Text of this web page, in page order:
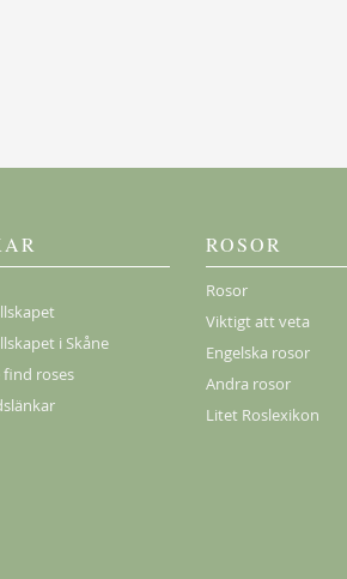
i Skåne
find roses
ROSOR
Rosor
Viktigt att veta
Engelska rosor
Andra rosor
Litet Roslexikon